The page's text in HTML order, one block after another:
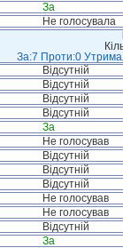
За
Не голосувала
За:7 Проти:0
Відсутній
Відсутній
Відсутній
Відсутній
За
Не голосував
Відсутній
Відсутній
Відсутній
Не голосував
Не голосував
Відсутній
За